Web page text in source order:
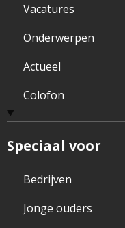
Vacatures
Onderwerpen
Actueel
Colofon
Speciaal voor
Bedrijven
Jonge ouders